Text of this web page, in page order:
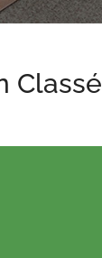
Classé